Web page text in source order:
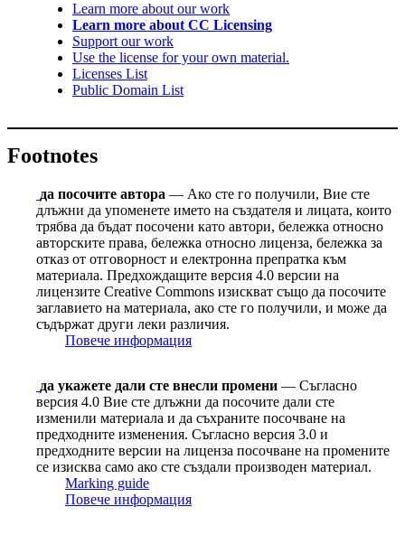
Learn more about our work
Learn more about CC Licensing
Support our work
Use the license for your own material.
Licenses List
Public Domain List
Footnotes
да посочите автора — Ако сте го получили, Вие сте
длъжни да упоменете името на създателя и лицата, които
трябва да бъдат посочени като автори, бележка относно
авторските права, бележка относно лиценза, бележка за
отказ от отговорност и електронна препратка към
материала. Предхождащите версия 4.0 версии на
лицензите Сreative Сommons изискват също да посочите
заглавието на материала, ако сте го получили, и може да
съдържат други леки различия.
Повече информация
да укажете дали сте внесли промени — Съгласно
версия 4.0 Вие сте длъжни да посочите дали сте
изменили материала и да съхраните посочване на
предходните изменения. Съгласно версия 3.0 и
предходните версии на лиценза посочване на промените
се изисква само ако сте създали производен материал.
Marking guide
Повече информация